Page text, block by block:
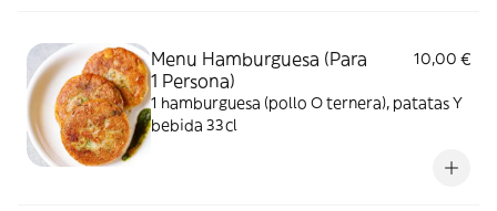
Menu Hamburguesa (Para
1 Persona)
10,00 €
1 hamburguesa (pollo O ternera), patatas Y
bebida 33cl